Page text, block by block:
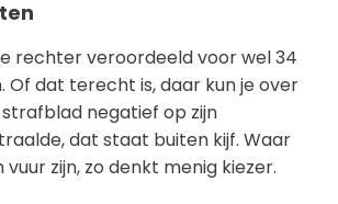
rechter veroordeeld voor wel 34
dat terecht is, daar kun je over
negatief op zijn
dat staat buiten kijf. Waar
zijn, zo denkt menig kiezer.